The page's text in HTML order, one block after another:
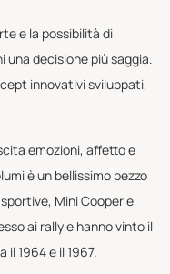
e la possibilità di
una decisione più saggia.
innovativi sviluppati,
emozioni, affetto e
è un bellissimo pezzo
Mini Cooper e
ai rally e hanno vinto il
1964 e il 1967.